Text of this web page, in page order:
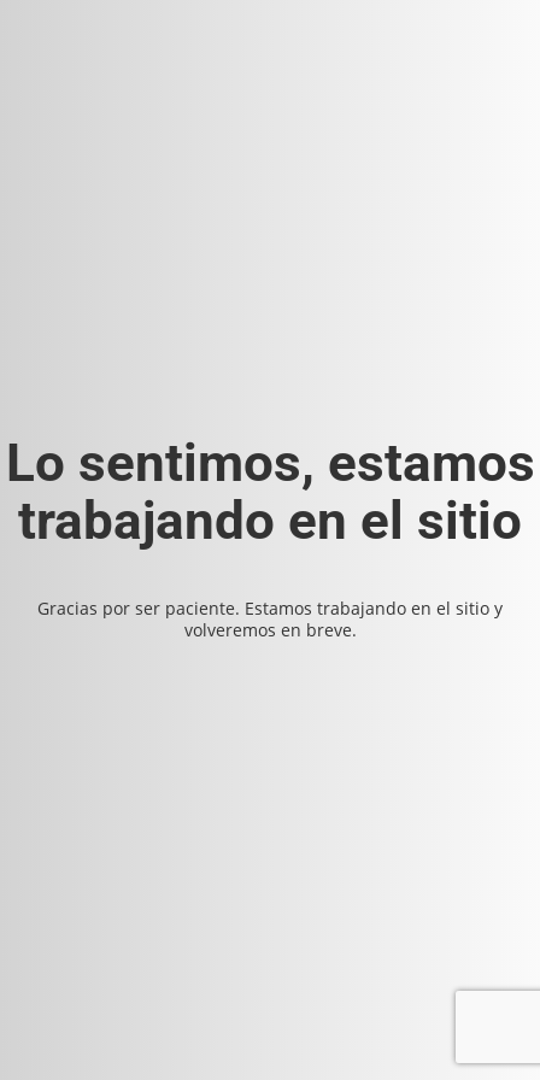
Lo sentimos, estamos
trabajando en el sitio
Gracias por ser paciente. Estamos trabajando en el sitio y
volveremos en breve.